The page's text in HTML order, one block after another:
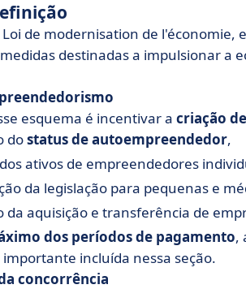
Loi de modernisation de
destinadas a impulsionar a
esquema é incentivar a criação
dostatus de autoempreendedor,
ativos de empreendedores
da legislação para pequenas e
da aquisição e transferência de
dos períodos de pagamento,
incluída nessa seção.
concorrência